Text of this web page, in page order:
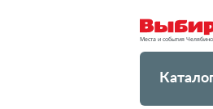
Места и события